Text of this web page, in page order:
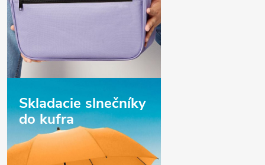
Skladacie slnečníky
do kufra